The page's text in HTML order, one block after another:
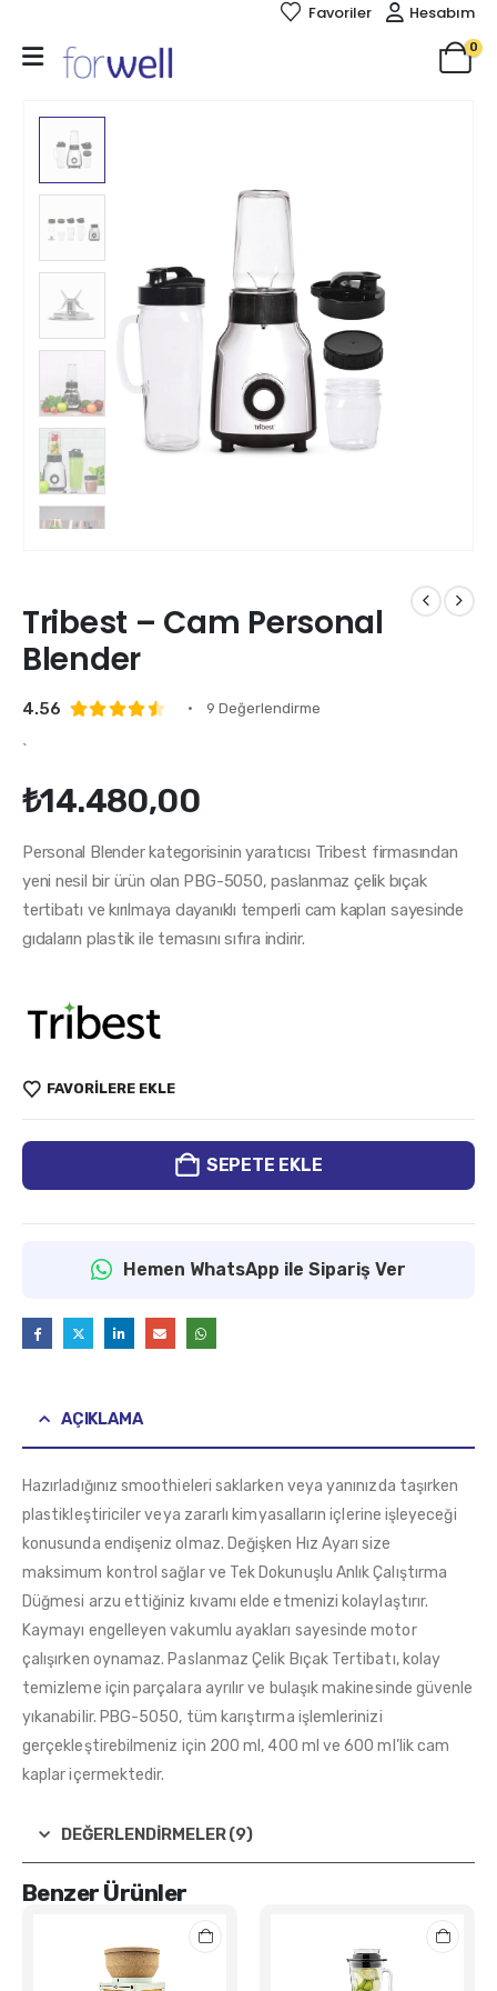
Favoriler Hesabım
0
Tribest – Cam Personal
Blender
4.56 • 9 Değerlendirme
`
₺14.480,00
Personal Blender kategorisinin yaratıcısı Tribest firmasından
yeni nesil bir ürün olan PBG-5050, paslanmaz çelik bıçak
tertibatı ve kırılmaya dayanıklı temperli cam kapları sayesinde
gıdaların plastik ile temasını sıfıra indirir.
FAVORILERE EKLE
SEPETE EKLE
Hemen WhatsApp ile Sipariş Ver
AÇIKLAMA
Hazırladığınız smoothieleri saklarken veya yanınızda taşırken
plastikleştiriciler veya zararlı kimyasalların içlerine işleyeceği
konusunda endişeniz olmaz. Değişken Hız Ayarı size
maksimum kontrol sağlar ve Tek Dokunuşlu Anlık Çalıştırma
Düğmesi arzu ettiğiniz kıvamı elde etmenizi kolaylaştırır.
Kaymayı engelleyen vakumlu ayakları sayesinde motor
çalışırken oynamaz. Paslanmaz Çelik Bıçak Tertibatı, kolay
temizleme için parçalara ayrılır ve bulaşık makinesinde güvenle
yıkanabilir. PBG-5050, tüm karıştırma işlemlerinizi
gerçekleştirebilmeniz için 200 ml, 400 ml ve 600 ml’lik cam
kaplar içermektedir.
DEĞERLENDIRMELER (9)
Benzer Ürünler